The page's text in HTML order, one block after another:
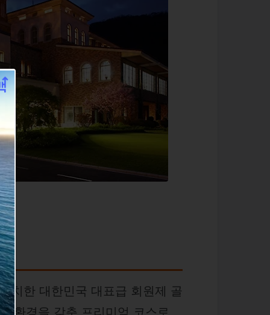
치한 대한민국 대표급 회원제 골
환경을 갖춘 프리미엄 코스로